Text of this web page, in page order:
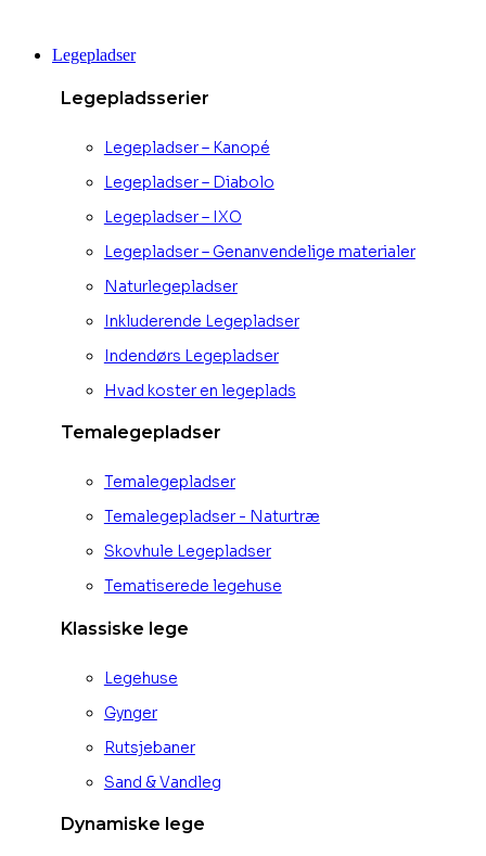
indholdLegepladser
Legepladsserier
Legepladser – Kanopé
Legepladser – Diabolo
Legepladser – IXO
Legepladser – Genanvendelige materialer
Naturlegepladser
Inkluderende Legepladser
Indendørs Legepladser
Hvad koster en legeplads
Temalegepladser
Temalegepladser
Temalegepladser - Naturtræ
Skovhule Legepladser
Tematiserede legehuse
Klassiske lege
Legehuse
Gynger
Rutsjebaner
Sand & Vandleg
Dynamiske lege